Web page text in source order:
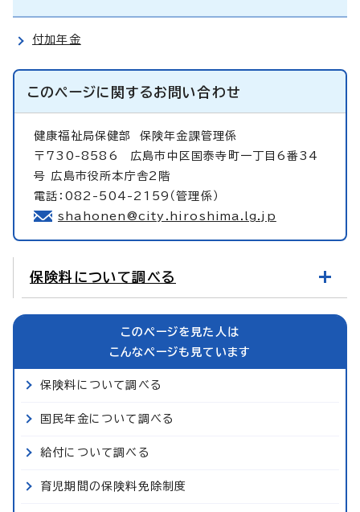
付加年金
このページに関するお問い合わせ
健康福祉局保健部 保険年金課管理係
〒730-8586 広島市中区国泰寺町一丁目6番34
号 広島市役所本庁舎2階
電話：082-504-2159（管理係）
shahonen@city.hiroshima.lg.jp
保険料について調べる
このページを見た人は
こんなページも見ています
保険料について調べる
国民年金について調べる
給付について調べる
育児期間の保険料免除制度